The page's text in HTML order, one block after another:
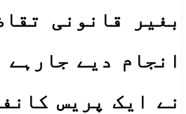
بغیر قانونی
انجام دیے
نے ایک پریس